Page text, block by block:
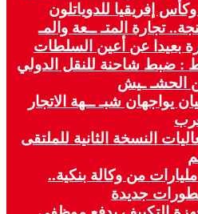
تجارة المتـ ــعة والمـ
بعيدا عن أعين السلطات
: ضبط شاحنة للنقل الدولي
يواجهان شبـ ــهة الاتجار
النسخة الثانية للملتقى
من وكالة بنكية..
جديدة